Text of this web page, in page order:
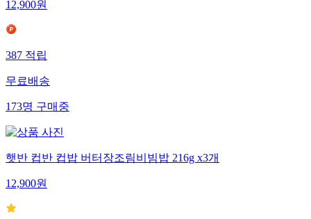
12,900원
387적립
무료배송
173명구매중
햇반 컵반 컵밥 버터장조림비빔밥 216g x3개
12,900원